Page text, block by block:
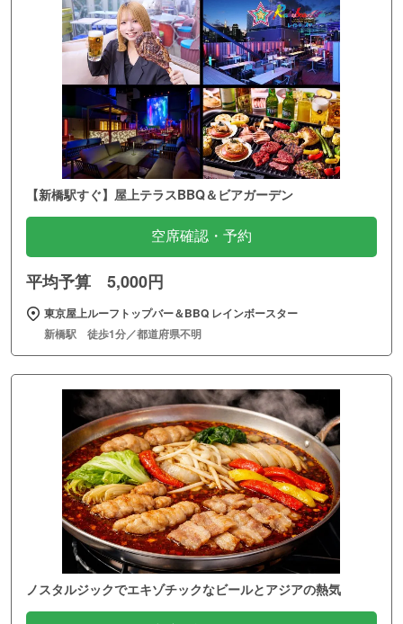
【新橋駅すぐ】屋上テラスBBQ＆ビアガーデン
空席確認・予約
平均予算 5,000円
東京屋上ルーフトップバー＆BBQ レインボースター
新橋駅 徒歩1分／都道府県不明
ノスタルジックでエキゾチックなビールとアジアの熱気